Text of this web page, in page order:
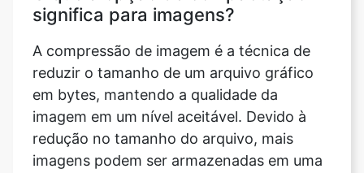
reduzir o tamanho de um arquivo gráfico
imagem em um nível aceitável. Devido à
redução no tamanho do arquivo, mais
imagens podem ser armazenadas em uma
determinada quantidade de espaço em
disco ou memória do que era possível
anteriormente.